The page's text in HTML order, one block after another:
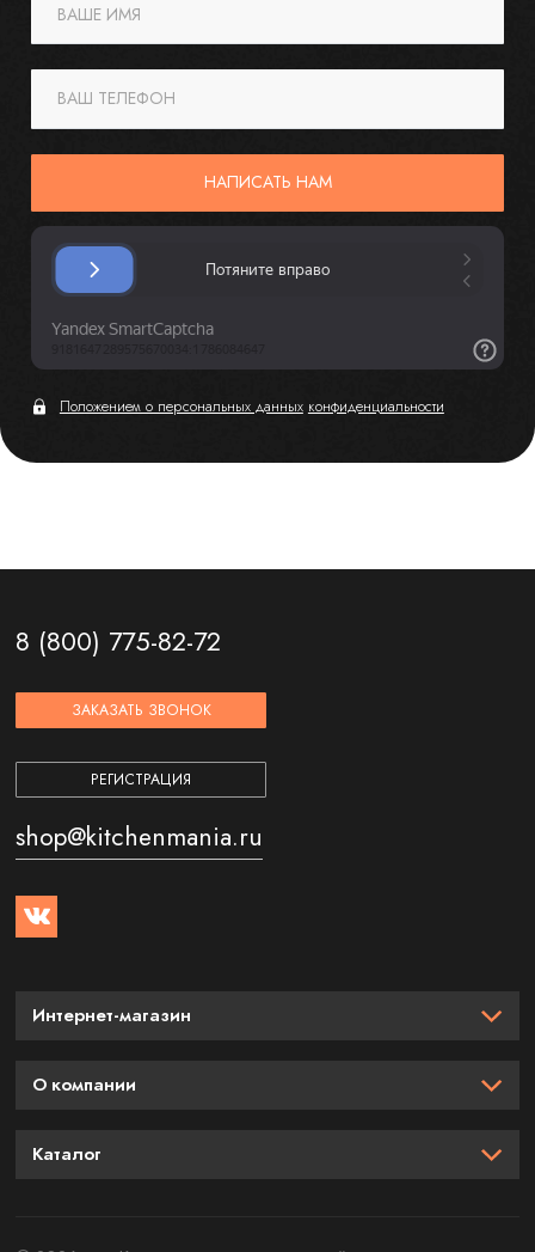
ВАШЕ ИМЯ
ВАШ ТЕЛЕФОН
НАПИСАТЬ НАМ
Положением о персональных данных конфиденциальности
8 (800) 775-82-72
ЗАКАЗАТЬ ЗВОНОК
РЕГИСТРАЦИЯ
shop@kitchenmania.ru
Интернет-магазин
О компании
Каталог